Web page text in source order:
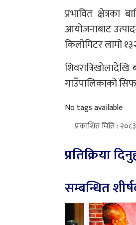
प्रभावित
आयोजनाबाट
किलोमिटर लामो
गाउँपालिकाको
No tags available
प्रकाशित मिति :
प्रतिक्रिया
सम्बन्धित